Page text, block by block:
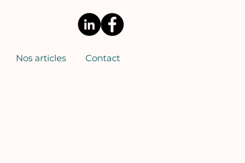
Nos articles Contact